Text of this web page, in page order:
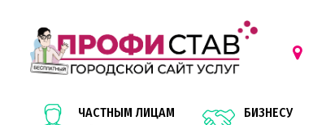
ЧАСТНЫМ ЛИЦАМ БИЗНЕСУ